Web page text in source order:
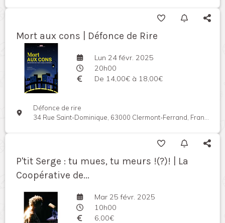
Mort aux cons | Défonce de Rire
Lun 24 févr. 2025
20h00
De 14,00€ à 18,00€
Défonce de rire
34 Rue Saint-Dominique, 63000 Clermont-Ferrand, France
P'tit Serge : tu mues, tu meurs !(?)! | La
Coopérative de...
Mar 25 févr. 2025
10h00
6,00€